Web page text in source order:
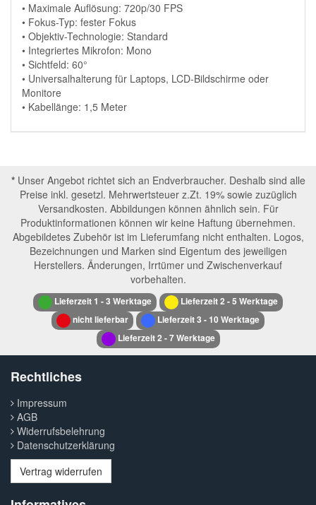
• Maximale Auflösung: 720p/30 FPS
• Fokus-Typ: fester Fokus
• Objektiv-Technologie: Standard
• Integriertes Mikrofon: Mono
• Sichtfeld: 60°
• Universalhalterung für Laptops, LCD-Bildschirme oder
Monitore
• Kabellänge: 1,5 Meter
*Unser Angebot richtet sich an Endverbraucher. Deshalb sind alle
Preise inkl. gesetzl. Mehrwertsteuer z.Zt. 19% sowie zuzüglich
Versandkosten. Abbildungen können ähnlich sein. Für
Produktinformationen können wir keine Haftung übernehmen.
Abgebildetes Zubehör ist im Lieferumfang nicht enthalten. Logos,
Bezeichnungen und Marken sind Eigentum des jeweiligen
Herstellers. Änderungen, Irrtümer und Zwischenverkauf
vorbehalten.
Lieferzeit 1 - 3 Werktage
Lieferzeit 2 - 5 Werktage
nicht lieferbar
Lieferzeit 3 - 10 Werktage
Lieferzeit 2 - 7 Werktage
Rechtliches
Impressum
AGB
Widerrufsbelehrung
Datenschutzerklärung
Vertrag widerrufen